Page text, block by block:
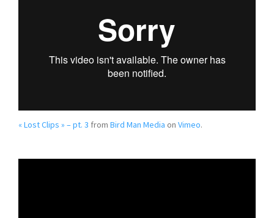
« Lost Clips » – pt. 3 from Bird Man Media on Vimeo.